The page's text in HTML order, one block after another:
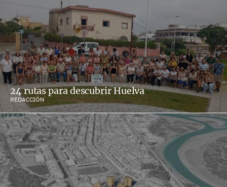
24 rutas para descubrir Huelva
REDACCIÓN